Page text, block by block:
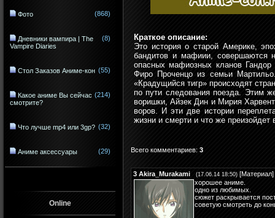
Фото (868)
Дневники вампира | The
Vampire Diaries
(8)
Стол Заказов Аниме-кон (55)
Какое аниме Вы сейчас
смотрите?
(214)
Что лучше mp4 или 3gp? (32)
Аниме аксессуары (29)
Online
Краткое описание:
Это история о старой Америке,
бандитов и мафиии, совершаются
опасных мафиозных кланов
Фиро Проченцо из семьи
«Крадущийся тигр» происходят
по пути следования поезда. Этим
воришки, Айзек Дин и Мирия
воров. И эти две истории
жизни и смерти и что же преизойдет
Всего комментариев: 3
3 Akira_Murakami (17.06.14 18:50) [Материал]
хорошее аниме.
одно из любимых.
сюжет раскрывается
советую смотреть до